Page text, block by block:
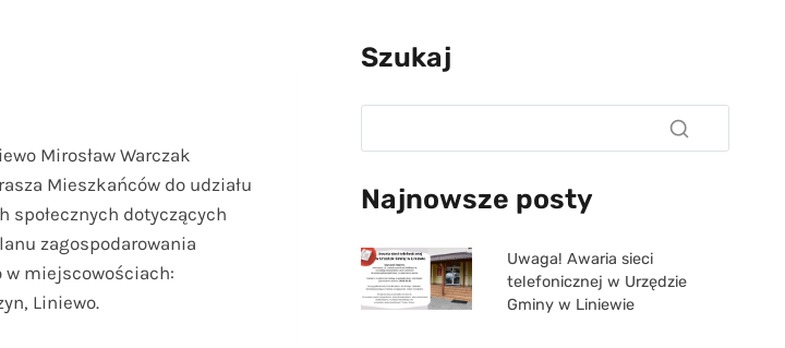
Mirosław Warczak
Mieszkańców do udziału
społecznych dotyczących
zagospodarowania
w miejscowościach:
Liniewo.
Szukaj
Najnowsze posty
Uwaga! Awaria sieci
telefonicznej w Urzędzie
Gminy w Liniewie